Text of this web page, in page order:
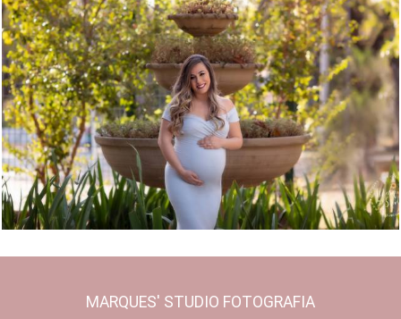
5304 94
MARQUES' STUDIO FOTOGRAFIA